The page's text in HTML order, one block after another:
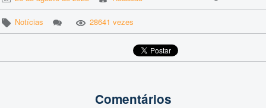
Notícias 28641 vezes
Comentários